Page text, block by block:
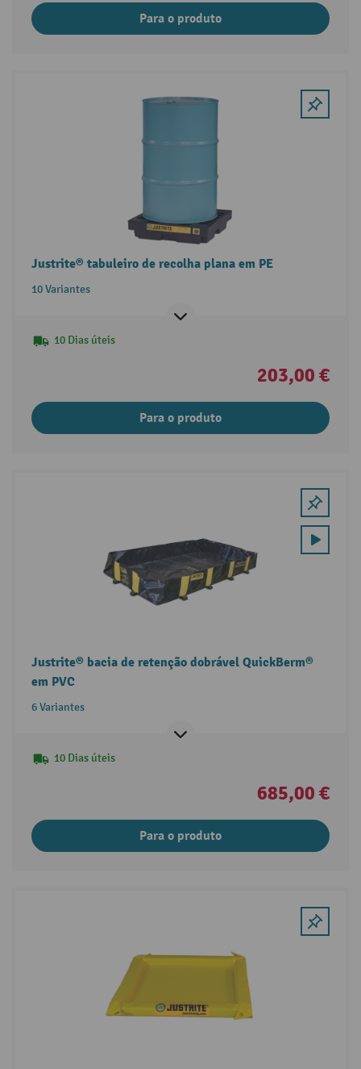
Para o produto
Justrite® tabuleiro de recolha plana em PE
10 Variantes
10 Dias úteis
203,00 €
Para o produto
Justrite® bacia de retenção dobrável QuickBerm®
em PVC
6 Variantes
10 Dias úteis
685,00 €
Para o produto